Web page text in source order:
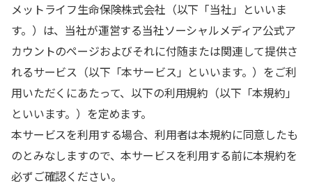
メットライフ生命保険株式会社（以下「当社」といいま
す。）は、当社が運営する当社ソーシャルメディア公式ア
カウントのページおよびそれに付随または関連して提供さ
れるサービス（以下「本サービス」といいます。）をご利
用いただくにあたって、以下の利用規約（以下「本規約」
といいます。）を定めます。
本サービスを利用する場合、利用者は本規約に同意したも
のとみなしますので、本サービスを利用する前に本規約を
必ずご確認ください。